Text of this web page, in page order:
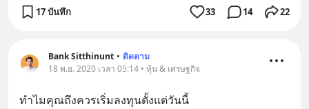
17 บันทึก 33 14 22
Bank Sitthinunt • ติดตาม
18 พ.ย. 2020 เวลา 05:14 • หุ้น & เศรษฐกิจ
ทำไมคุณถึงควรเริ่มลงทุนตั้งแต่วันนี้